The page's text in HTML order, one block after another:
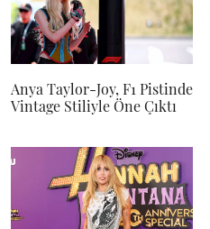
Anya Taylor-Joy, F1 Pistinde
Vintage Stiliyle Öne Çıktı